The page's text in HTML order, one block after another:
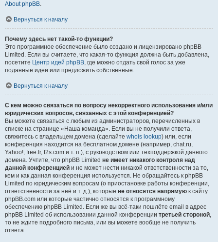
About phpBB.
Вернуться к началу
Почему здесь нет такой-то функции?
Это программное обеспечение было создано и лицензировано phpBB
Limited. Если вы считаете, что какая-то функция должна быть добавлена,
посетите Центр идей phpBB, где можно отдать свой голос за уже
поданные идеи или предложить собственные.
Вернуться к началу
С кем можно связаться по вопросу некорректного использования и/или
юридических вопросов, связанных с этой конференцией?
Вы можете связаться с любым из администраторов, перечисленных в
списке на странице «Наша команда». Если вы не получили ответа,
свяжитесь с владельцем домена (сделайте whois lookup) или, если
конференция находится на бесплатном домене (например, chat.ru,
Yahoo!, free.fr, f2s.com и т. п.), с руководством или техподдержкой данного
домена. Учтите, что phpBB Limited не имеет никакого контроля над
данной конференцией и не может нести никакой ответственности за то,
кем и как данная конференция используется. Не обращайтесь к phpBB
Limited по юридическим вопросам (о приостановке работы конференции,
ответственности за неё и т. д.), которые не относятся напрямую к сайту
phpBB.com или которые частично относятся к программному
обеспечению phpBB Limited. Если же вы всё-таки пошлёте email в адрес
phpBB Limited об использовании данной конференции третьей стороной,
то не ждите подробного письма, или вы можете вообще не получить
ответа.